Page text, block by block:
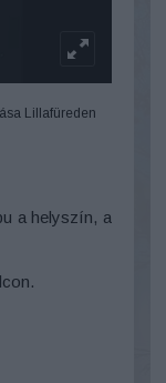
Lillafüreden
a helyszín, a